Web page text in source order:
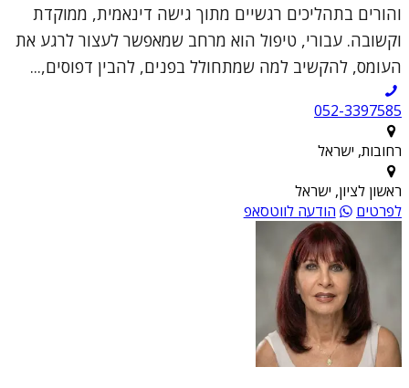
והורים בתהליכים רגשיים מתוך גישה דינאמית, ממוקדת
וקשובה. עבורי, טיפול הוא מרחב שמאפשר לעצור לרגע את
העומס, להקשיב למה שמתחולל בפנים, להבין דפוסים,...
052-3397585
רחובות, ישראל
ראשון לציון, ישראל
לפרטים
הודעה לווטסאפ